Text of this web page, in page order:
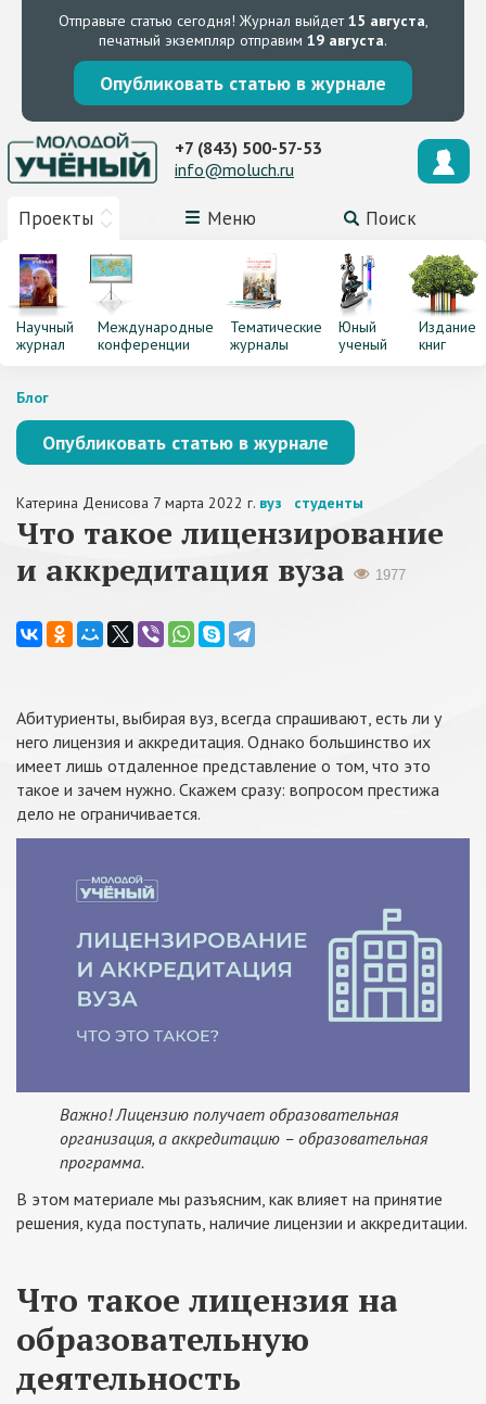
Отправьте статью сегодня! Журнал выйдет15 августа,
печатный экземпляр отправим 19 августа.
Опубликовать статью в журнале
Проекты Меню Поиск
+7 (843) 500-57-53
info@moluch.ru
Научный
журнал
Международные
конференции
Тематические
журналы
Юный
ученый
Издание
книг
Блог
Опубликовать статью в журнале
Катерина Денисова 7 марта 2022 г. вуз студенты
Что такое лицензирование
и аккредитация вуза
1977
Абитуриенты, выбирая вуз, всегда спрашивают, есть ли у
него лицензия и аккредитация. Однако большинство их
имеет лишь отдаленное представление о том, что это
такое и зачем нужно. Скажем сразу: вопросом престижа
дело не ограничивается.
Важно! Лицензию получает образовательная
организация, а аккредитацию – образовательная
программа.
В этом материале мы разъясним, как влияет на принятие
решения, куда поступать, наличие лицензии и аккредитации.
Что такое лицензия на
образовательную
деятельность